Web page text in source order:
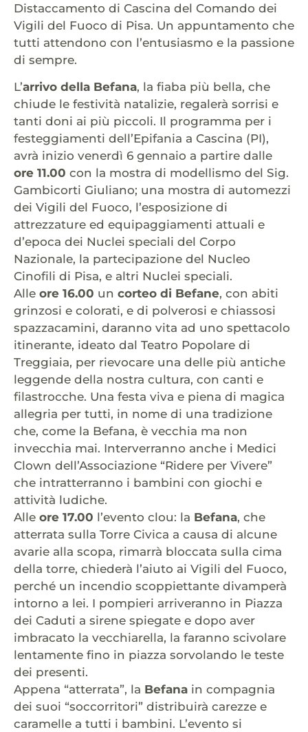
Distaccamento di Cascina del Comando dei
Vigili del Fuoco di Pisa. Un appuntamento che
tutti attendono con l’entusiasmo e la passione
di sempre.
L’arrivo della Befana, la fiaba più bella, che
chiude le festività natalizie, regalerà sorrisi e
tanti doni ai più piccoli. Il programma per i
festeggiamenti dell’Epifania a Cascina (PI),
avrà inizio venerdì 6 gennaio a partire dalle
ore 11.00 con la mostra di modellismo del Sig.
Gambicorti Giuliano; una mostra di automezzi
dei Vigili del Fuoco, l’esposizione di
attrezzature ed equipaggiamenti attuali e
d’epoca dei Nuclei speciali del Corpo
Nazionale, la partecipazione del Nucleo
Cinofili di Pisa, e altri Nuclei speciali.
Alle ore 16.00 un corteo di Befane, con abiti
grinzosi e colorati, e di polverosi e chiassosi
spazzacamini, daranno vita ad uno spettacolo
itinerante, ideato dal Teatro Popolare di
Treggiaia, per rievocare una delle più antiche
leggende della nostra cultura, con canti e
filastrocche. Una festa viva e piena di magica
allegria per tutti, in nome di una tradizione
che, come la Befana, è vecchia ma non
invecchia mai. Interverranno anche i Medici
Clown dell’Associazione “Ridere per Vivere”
che intratterranno i bambini con giochi e
attività ludiche.
Alle ore 17.00 l’evento clou: la Befana, che
atterrata sulla Torre Civica a causa di alcune
avarie alla scopa, rimarrà bloccata sulla cima
della torre, chiederà l’aiuto ai Vigili del Fuoco,
perché un incendio scoppiettante divamperà
intorno a lei. I pompieri arriveranno in Piazza
dei Caduti a sirene spiegate e dopo aver
imbracato la vecchiarella, la faranno scivolare
lentamente fino in piazza sorvolando le teste
dei presenti.
Appena “atterrata”, la Befana in compagnia
dei suoi “soccorritori” distribuirà carezze e
caramelle a tutti i bambini. L’evento si